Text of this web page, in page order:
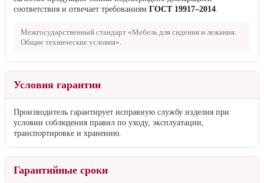
соответствия и отвечает требованиям ГОСТ 19917–2014
Межгосударственный стандарт «Мебель для сидения и лежания.
Общие технические условия».
Условия гарантии
Производитель гарантирует исправную службу изделия при
условии соблюдения правил по уходу, эксплуатации,
транспортировке и хранению.
Гарантийные сроки